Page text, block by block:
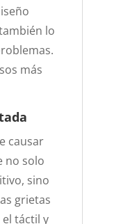
lo
más
causar
no solo
sino
grietas
táctil y